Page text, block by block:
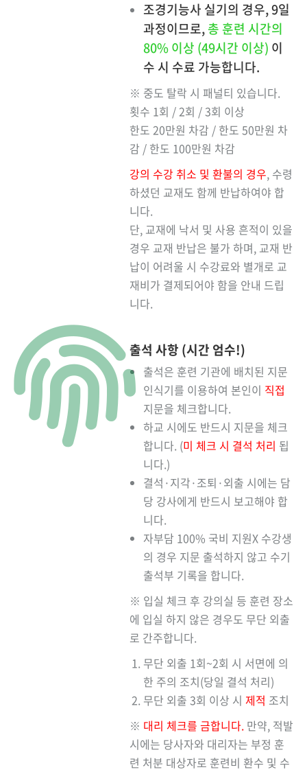
조경기능사 실기의 경우, 9일
과정이므로,총 훈련 시간의
80% 이상 (49시간 이상) 이
수 시 수료 가능합니다.
※ 중도 탈락 시 패널티 있습니다.
횟수 1회 / 2회 / 3회 이상
한도 20만원 차감 / 한도 50만원 차
감 / 한도 100만원 차감
강의 수강 취소 및 환불의 경우, 수령
하셨던 교재도 함께 반납하여야 합
니다.
단, 교재에 낙서 및 사용 흔적이 있을
경우 교재 반납은 불가 하며, 교재 반
납이 어려울 시 수강료와 별개로 교
재비가 결제되어야 함을 안내 드립
니다.
출석 사항 (시간 엄수!)
출석은 훈련 기관에 배치된 지문
인식기를 이용하여 본인이 직접
지문을 체크합니다.
하교 시에도 반드시 지문을 체크
합니다. (미 체크 시 결석 처리 됩
니다.)
결석·지각·조퇴·외출 시에는 담
당 강사에게 반드시 보고해야 합
니다.
자부담 100% 국비 지원X 수강생
의 경우 지문 출석하지 않고 수기
출석부 기록을 합니다.
※ 입실 체크 후 강의실 등 훈련 장소
에 입실 하지 않은 경우도 무단 외출
로 간주합니다.
무단 외출 1회~2회 시 서면에 의
한 주의 조치(당일 결석 처리)
무단 외출 3회 이상 시 제적 조치
※ 대리 체크를 금합니다. 만약, 적발
시에는 당사자와 대리자는 부정 훈
련 처분 대상자로 훈련비 환수 및 수